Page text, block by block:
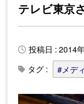
テレビ東京
投稿日 : 2014
タグ :
#メデ